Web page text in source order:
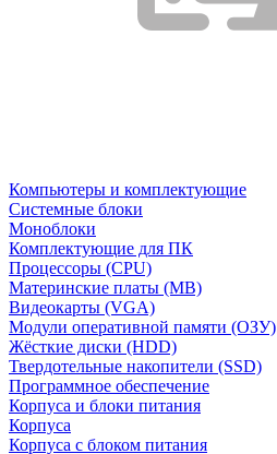
Компьютеры и комплектующие
Системные блоки
Моноблоки
Комплектующие для ПК
Процессоры (CPU)
Материнские платы (MB)
Видеокарты (VGA)
Модули оперативной памяти (ОЗУ)
Жёсткие диски (HDD)
Твердотельные накопители (SSD)
Программное обеспечение
Корпуса и блоки питания
Корпуса
Корпуса с блоком питания